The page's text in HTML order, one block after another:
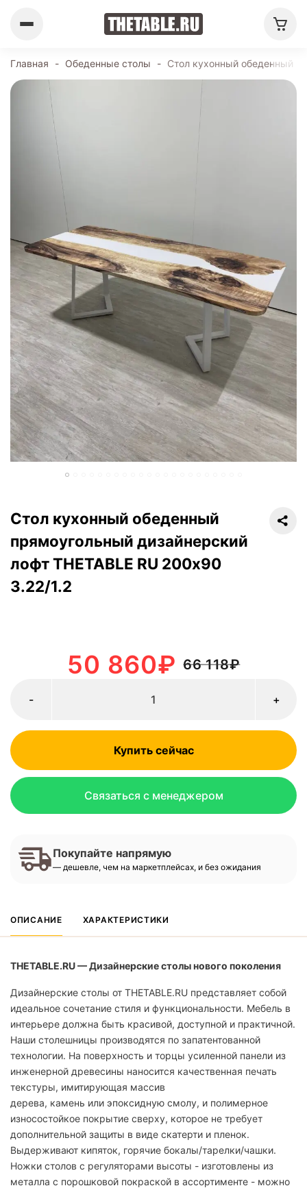
Главная - Обеденные столы - Стол кухонный обеденный
Стол кухонный обеденный
прямоугольный дизайнерский
лофт THETABLE RU 200х90
3.22/1.2
66 118₽
50 860₽
+
-
Купить сейчас
Связаться с менеджером
Покупайте напрямую
— дешевле, чем на маркетплейсах, и без ожидания
ОПИСАНИЕ ХАРАКТЕРИСТИКИ
THETABLE.RU — Дизайнерские столы нового поколения
Дизайнерские столы от THETABLE.RU представляет собой
идеальное сочетание стиля и функциональности. Мебель в
интерьере должна быть красивой, доступной и практичной.
Наши столешницы производятся по запатентованной
технологии. На поверхность и торцы усиленной панели из
инженерной древесины наносится качественная печать
текстуры, имитирующая массив
дерева, камень или эпоксидную смолу, и полимерное
износостойкое покрытие сверху, которое не требует
дополнительной защиты в виде скатерти и пленок.
Выдерживают кипяток, горячие бокалы/тарелки/чашки.
Ножки столов с регуляторами высоты - изготовлены из
металла с порошковой покраской в ассортименте - можно